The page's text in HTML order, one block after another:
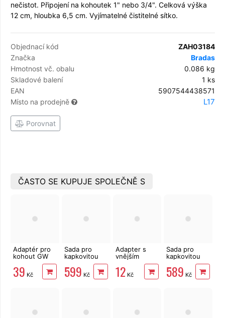
nečistot. Připojení na kohoutek 1" nebo 3/4". Celková výška
12 cm, hloubka 6,5 cm. Vyjímatelné čistitelné sítko.
Objednací kód
ZAH03184
Značka
Bradas
Hmotnost vč. obalu
0.086 kg
Skladové balení
1 ks
EAN
5907544438571
Místo na prodejně
L17
Porovnat
ČASTO SE KUPUJE SPOLEČNĚ S
Adaptér pro
kohout GW
3/4 na IBC
nádrž S60x6
39 Kč
Sada pro
kapkovitou
Bradas
WATER DRIP
599 Kč
Adapter s
vnějším
závitem 1/2"
pro hadici s
rychlospojkou,
12 Kč
Sada pro
kapkovitou
Bradas
WATER FLOW
589 Kč